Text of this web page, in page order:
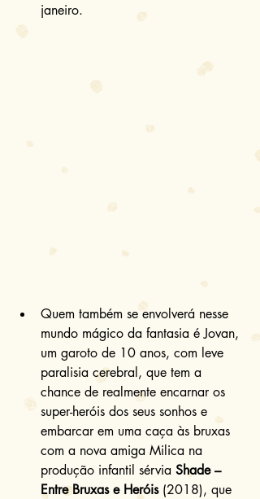
janeiro.
Quem também se envolverá nesse
mundo mágico da fantasia é Jovan,
um garoto de 10 anos, com leve
paralisia cerebral, que tem a
chance de realmente encarnar os
super-heróis dos seus sonhos e
embarcar em uma caça às bruxas
com a nova amiga Milica na
produção infantil sérvia Shade –
Entre Bruxas e Heróis (2018), que